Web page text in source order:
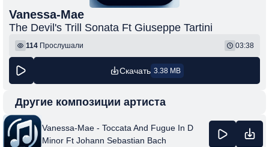
Фонк
Vanessa-Mae
The Devil's Trill Sonata Ft Giuseppe Tartini
114 Прослушали 03:38
Скачать 3.38 MB
Другие композиции артиста
Vanessa-Mae - Toccata And Fugue In D
Minor Ft Johann Sebastian Bach